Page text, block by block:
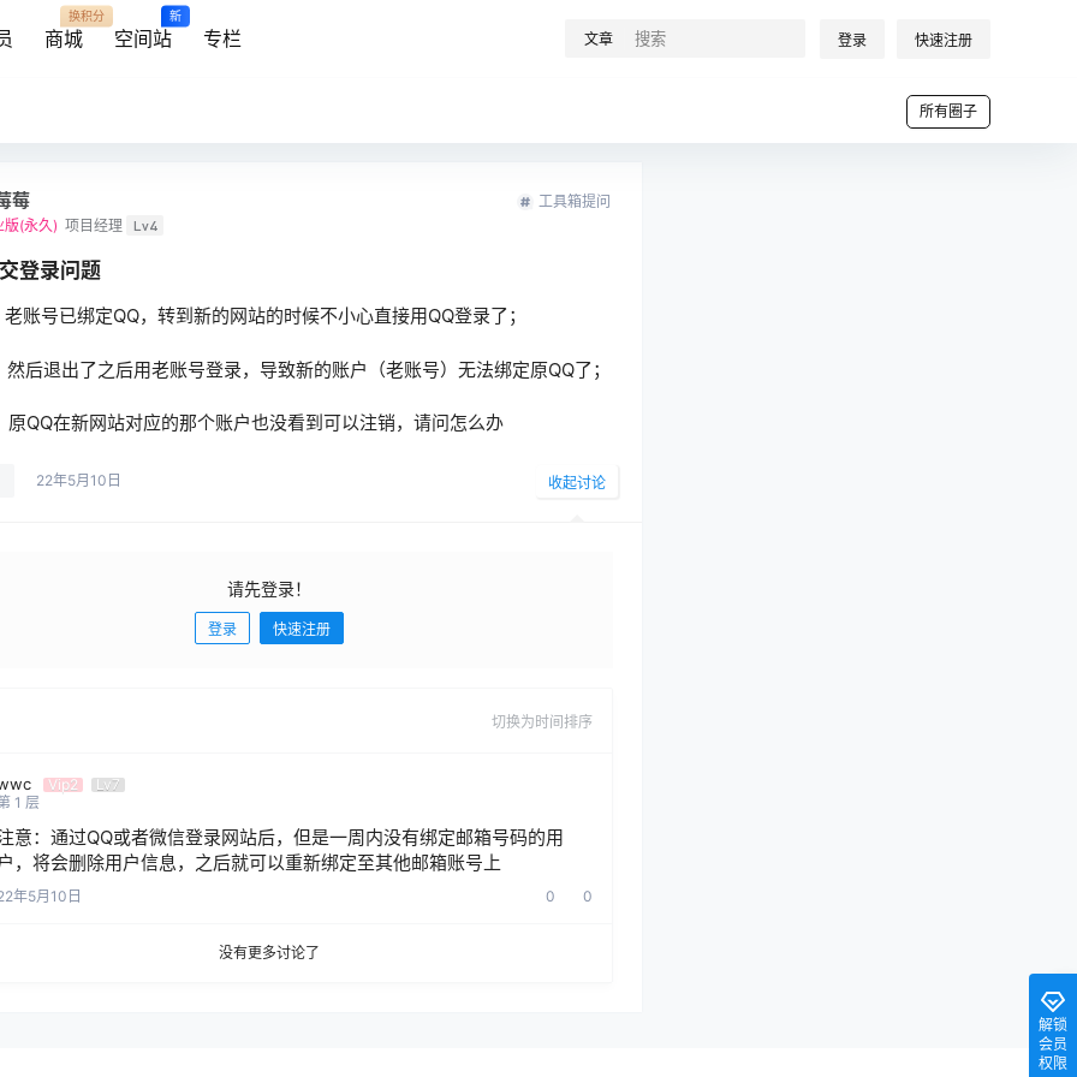
商城
换积分
空间站
新
专栏 文章 登录 快速注册
所有圈子
莓
版(永久) 项目经理 Lv4
工具箱提问
登录问题
老账号已绑定QQ，转到新的网站的时候不小心直接用QQ登录了；
然后退出了之后用老账号登录，导致新的账户（老账号）无法绑定原QQ了；
原QQ在新网站对应的那个账户也没看到可以注销，请问怎么办
22年5月10日 收起讨论
请先登录！
登录 快速注册
切换为时间排序
Vip2
Lv7
1 层
意：通过QQ或者微信登录网站后，但是一周内没有绑定邮箱号码的用
，将会删除用户信息，之后就可以重新绑定至其他邮箱账号上
年5月10日 0 0
没有更多讨论了
解锁
会员
权限